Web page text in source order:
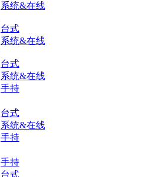
系统&在线
台式
系统&在线
台式
系统&在线
手持
台式
系统&在线
手持
手持
台式